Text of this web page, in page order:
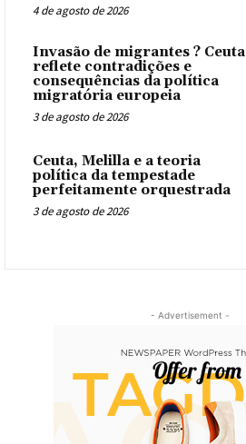
4 de agosto de 2026
Invasão de migrantes ? Ceuta
reflete contradições e
consequências da política
migratória europeia
3 de agosto de 2026
Ceuta, Melilla e a teoria
política da tempestade
perfeitamente orquestrada
3 de agosto de 2026
- Advertisement -